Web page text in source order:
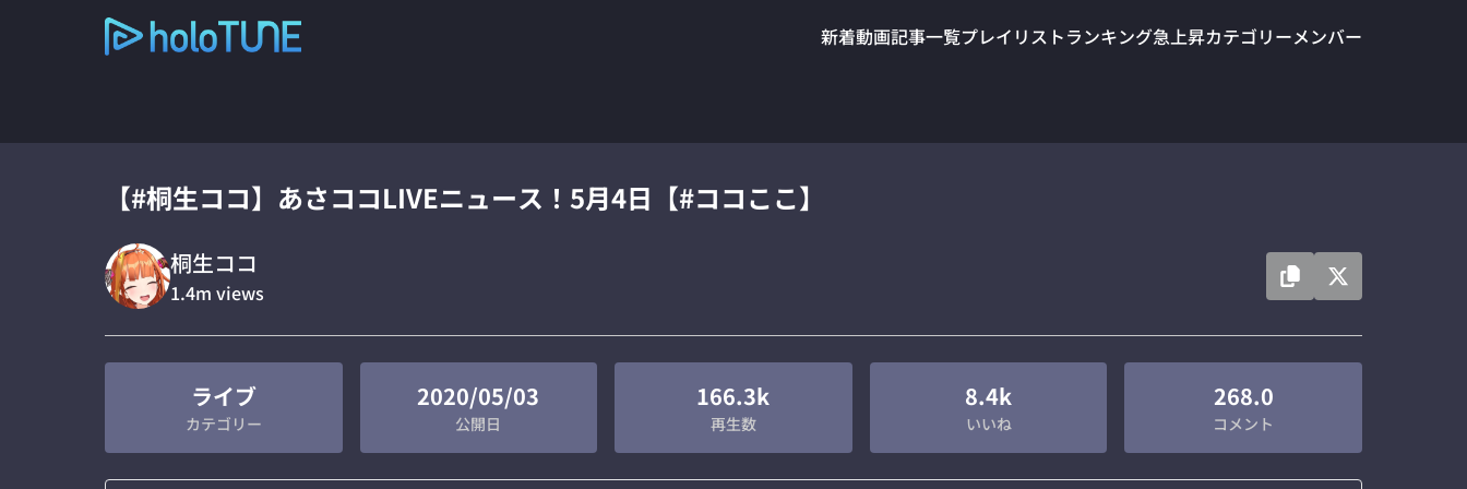
新着動画記事一覧プレイリストランキング急上昇カテゴリーメンバー
【#桐生ココ】あさココLIVEニュース！5月4日【#ココここ】
桐生ココ
1.4m views
ライブ
カテゴリー
2020/05/03
公開日
166.3k
再生数
8.4k
いいね
268.0
コメント